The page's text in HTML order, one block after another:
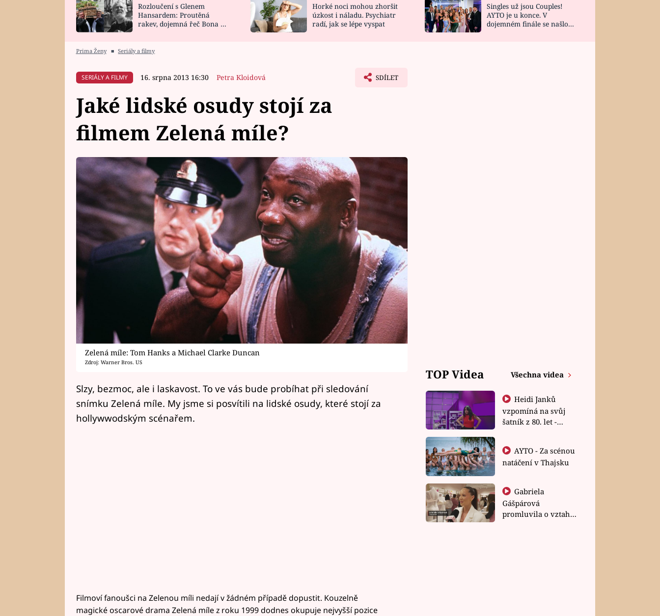
HOROSKOP NA
CELEBRITY
VAŘENÍ
NOVINKY
VIDEORECEPTY
ZAHRADA
DESIGN
Rozloučení s Glenem
Hansardem: Proutěná
rakev, dojemná řeč Bona a
Horké noci mohou zhoršit
úzkost i náladu. Psychiatr
radí, jak se lépe vyspat
Singles už jsou Couples!
AYTO je u konce. V
dojemném finále se našlo
Prima Ženy ■ Seriály a filmy
SERIÁLY A FILMY 16. srpna 2013 16:30 Petra Kloidová SDÍLET
Jaké lidské osudy stojí za
filmem Zelená míle?
Zelená míle: Tom Hanks a Michael Clarke Duncan
Zdroj: Warner Bros. US
Slzy, bezmoc, ale i laskavost. To ve vás bude probíhat při sledování
snímku Zelená míle. My jsme si posvítili na lidské osudy, které stojí za
hollywwodským scénařem.
Filmoví fanoušci na Zelenou míli nedají v žádném případě dopustit. Kouzelně
magické oscarové drama Zelená míle z roku 1999 dodnes okupuje nejvyšší pozice
TOP Videa Všechna videa
Heidi Janků
vzpomíná na svůj
šatník z 80. let -
natáčení v Thajsku
Gabriela
Gášpárová
promluvila o vztahu